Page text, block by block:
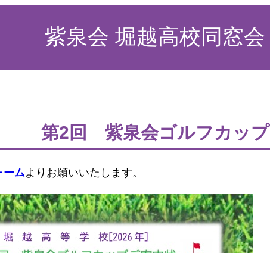
紫泉会 堀越高校同窓会
第2回 紫泉会ゴルフカップ
ームよりお願いいたします。